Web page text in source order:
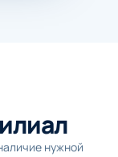
нужной